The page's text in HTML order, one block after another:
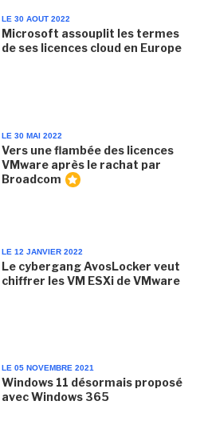
LE 30 AOUT 2022
Microsoft assouplit les termes
de ses licences cloud en Europe
LE 30 MAI 2022
Vers une flambée des licences
VMware après le rachat par
Broadcom
LE 12 JANVIER 2022
Le cybergang AvosLocker veut
chiffrer les VM ESXi de VMware
LE 05 NOVEMBRE 2021
Windows 11 désormais proposé
avec Windows 365